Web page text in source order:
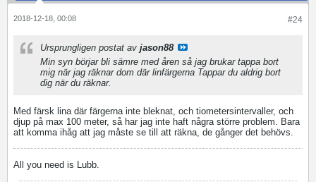
#24
2018-12-18, 00:08
Ursprungligen postat av jason88
Min syn börjar bli sämre med åren så jag brukar tappa bort
mig när jag räknar dom där linfärgerna Tappar du aldrig bort
dig när du räknar.
Med färsk lina där färgerna inte bleknat, och tiometersintervaller, och
djup på max 100 meter, så har jag inte haft några större problem. Bara
att komma ihåg att jag måste se till att räkna, de gånger det behövs.
All you need is Lubb.